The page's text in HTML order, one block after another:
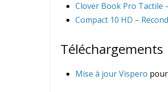
Clover Book Pro Tactile
Compact 10 HD –
Téléchargements
Mise à jour Vispero